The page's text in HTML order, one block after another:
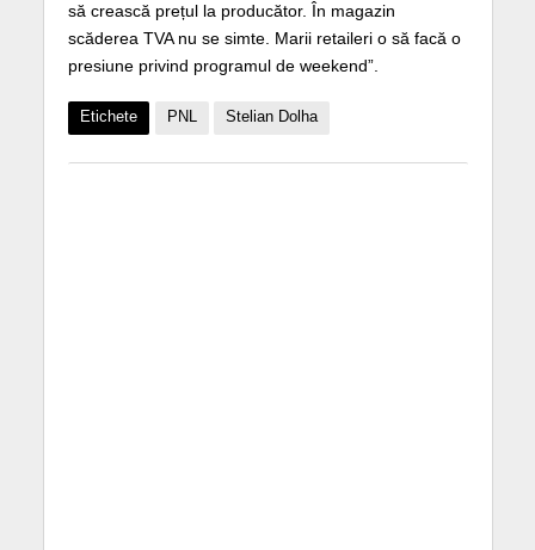
să crească prețul la producător. În magazin
scăderea TVA nu se simte. Marii retaileri o să facă o
presiune privind programul de weekend”.
Etichete PNL Stelian Dolha